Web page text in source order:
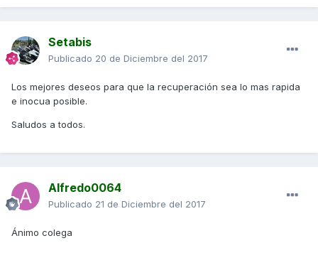
Setabis
Publicado 20 de Diciembre del 2017
Los mejores deseos para que la recuperación sea lo mas rapida
e inocua posible.
Saludos a todos.
Alfredo0064
Publicado 21 de Diciembre del 2017
Ánimo colega